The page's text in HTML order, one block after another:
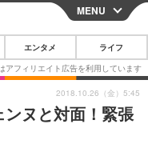
CLOSE
スマートフォン
MENU
エンタメ ライフ
ヌと対面！緊張
2018.10.26（金）5:45